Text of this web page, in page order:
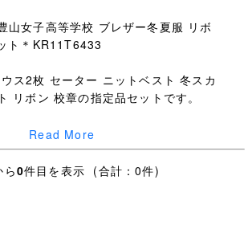
山女子高等学校 ブレザー冬夏服 リボ
ト＊KR11T6433
ス2枚 セーター ニットベスト 冬スカ
リボン 校章の指定品セットです。
わなかったとのことです。
ざいますが、
Read More
ら0件目を表示 (合計：0件)